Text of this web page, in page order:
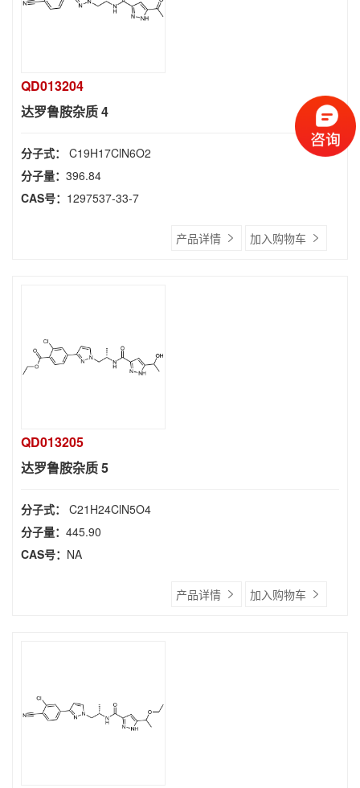
QD013204
达罗鲁胺杂质 4
分子式： C19H17ClN6O2
分子量： 396.84
CAS号： 1297537-33-7
产品详情 加入购物车
QD013205
达罗鲁胺杂质 5
分子式： C21H24ClN5O4
分子量： 445.90
CAS号： NA
产品详情 加入购物车